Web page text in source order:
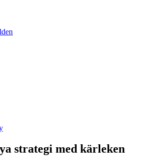
strategi med kärleken